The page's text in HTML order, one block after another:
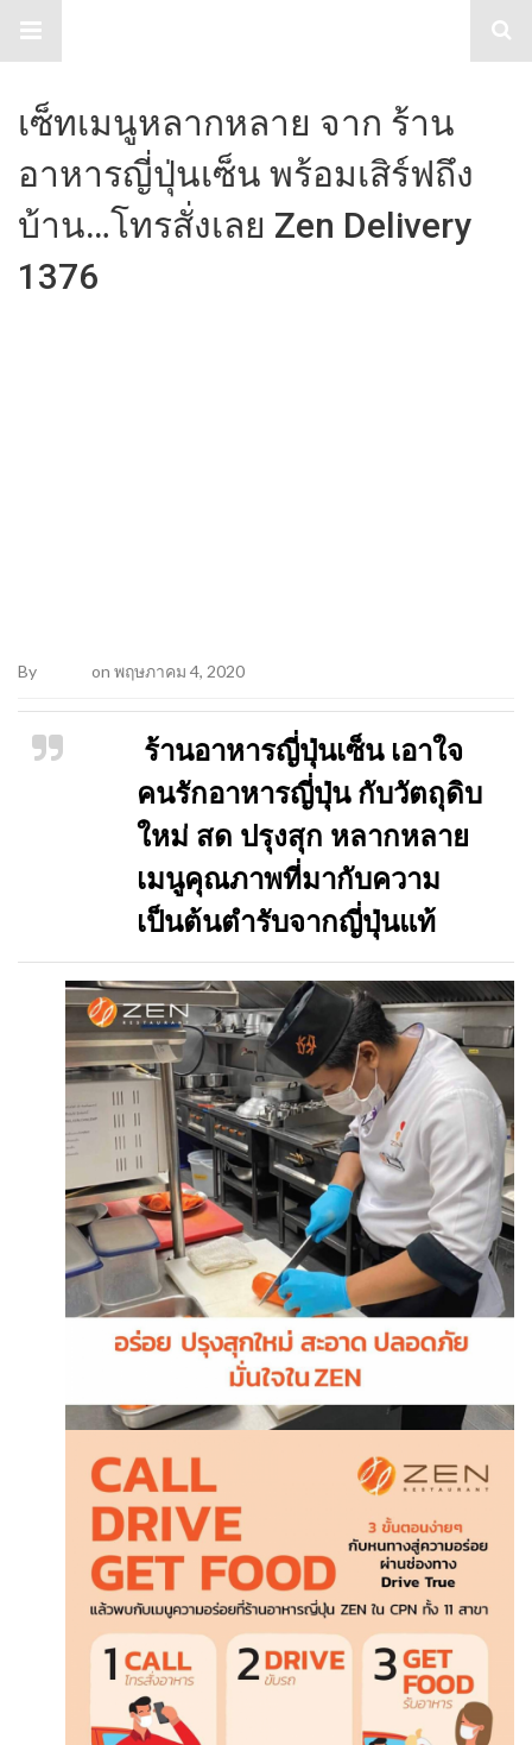
เซ็ทเมนูหลากหลาย​ จาก ร้าน
อาหารญี่ปุ่นเซ็น​ พร้อมเสิร์ฟ​ถึง​
บ้าน…โทร​สั่ง​เลย​ Zen Delivery
1376
By on พฤษภาคม 4, 2020
ร้านอาหารญี่ปุ่นเซ็น เอาใจ
คนรักอาหารญี่ปุ่น กับวัตถุดิบ
ใหม่ สด ปรุงสุก หลากหลาย
เมนูคุณภาพที่มากับความ
เป็นต้นตำรับจากญี่ปุ่นแท้